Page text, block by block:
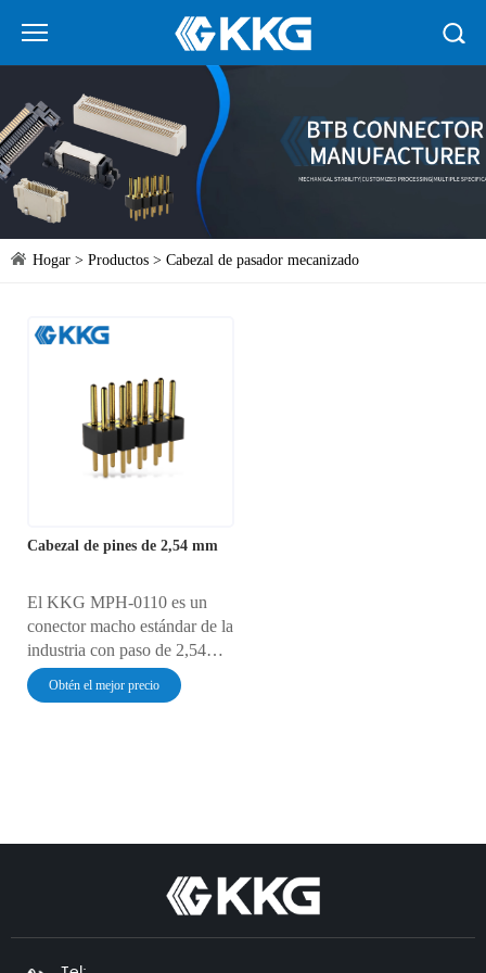
Hogar > Productos > Cabezal de pasador mecanizado
Cabezal de pines de 2,54 mm
El KKG MPH-0110 es un
conector macho estándar de la
industria con paso de 2,54
mm, esencial para una
conectividad robusta en PCB.
con certificación CE, SGS e
transferencia de señal y
alimentación fiable para
cualquier aplicación.
Obtén el mejor precio